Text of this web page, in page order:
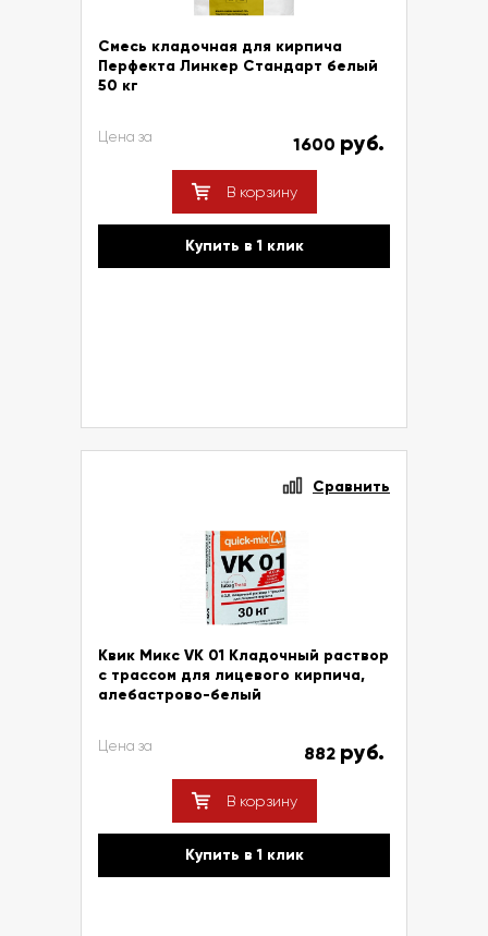
Смесь кладочная для кирпича
Перфекта Линкер Стандарт белый
50 кг
Цена за 1600 руб.
В корзину
Купить в 1 клик
Сравнить
Квик Микс VK 01 Кладочный раствор
с трассом для лицевого кирпича,
алебастрово-белый
Цена за 882 руб.
В корзину
Купить в 1 клик